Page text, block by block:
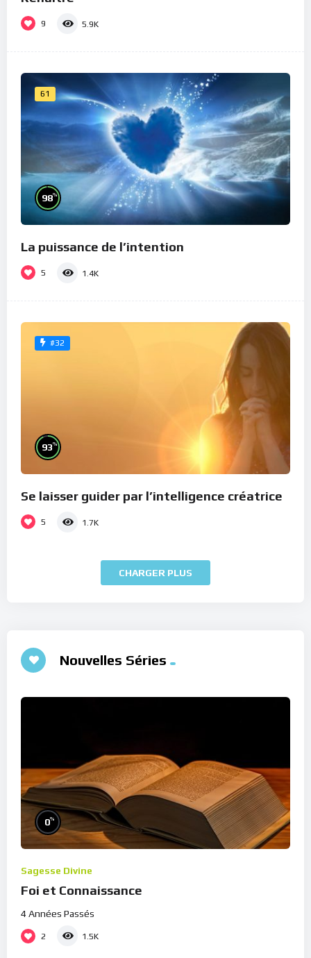
9 5.9K
61
98%
La puissance de l’intention
5 1.4K
#32
93%
Se laisser guider par l’intelligence créatrice
5 1.7K
CHARGER PLUS
Nouvelles Séries
0%
Sagesse Divine
Foi et Connaissance
4 Années Passés
2 1.5K